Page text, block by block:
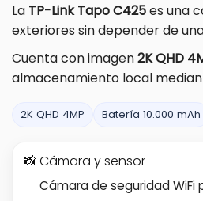
La TP-Link Tapo C425es una
exteriores sin depender de
Cuenta con imagen2K QHD
almacenamiento local
2K QHD 4MP Batería 10.000 mAh
📸 Cámara y sensor
Cámara de seguridad WiFi